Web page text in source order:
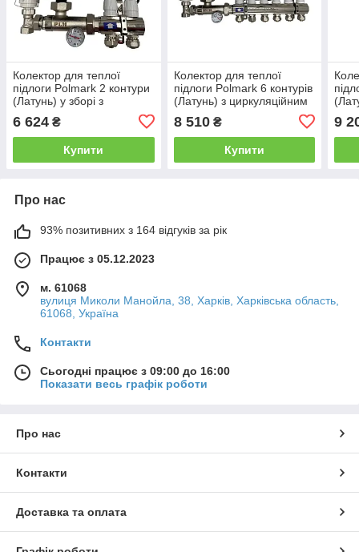
Колектор для теплої
підлоги Polmark 2 контури
(Латунь) у зборі з
частотним циркуляційним
насосом Польща
6 624 ₴
Купити
Колектор для теплої
підлоги Polmark 6 контурів
(Латунь) з циркуляційним
Польща
8 510₴
Купити
9
Про нас
93% позитивних з 164 відгуків за рік
Працює з 05.12.2023
м. 61068
вулиця Миколи Манойла, 38, Харків, Харківська область,
61068, Україна
Контакти
Сьогодні працює з 09:00 до 16:00
Показати весь графік роботи
Про нас
Контакти
Доставка та оплата